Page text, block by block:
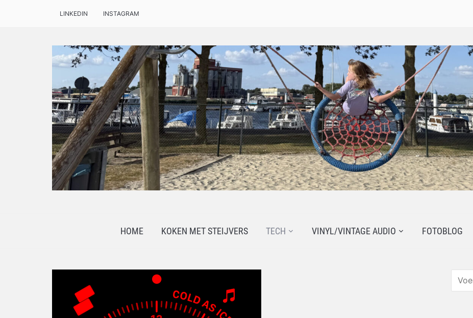
LINKEDIN INSTAGRAM
HOME KOKEN MET STEIJVERS TECH VINYL/VINTAGE AUDIO FOTOBLOG